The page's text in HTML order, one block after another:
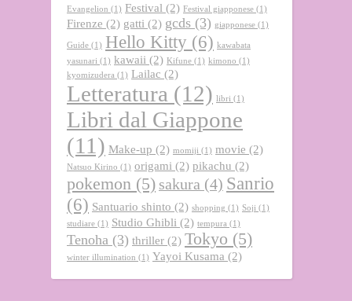
Evangelion (1) Festival (2) Festival giapponese (1)
Firenze (2) gatti (2) gcds (3) giapponese (1)
Guide (1) Hello Kitty (6) kawabata
yasunari (1) kawaii (2) Kifune (1) kimono (1)
kyomizudera (1) Lailac (2)
Letteratura (12) libri (1)
Libri dal Giappone
(11) Make-up (2) momiji (1) movie (2)
Natsuo Kirino (1) origami (2) pikachu (2)
pokemon (5) sakura (4) Sanrio
(6) Santuario shinto (2) shopping (1) Soji (1)
studiare (1) Studio Ghibli (2) tempura (1)
Tenoha (3) thriller (2) Tokyo (5)
winter illumination (1) Yayoi Kusama (2)